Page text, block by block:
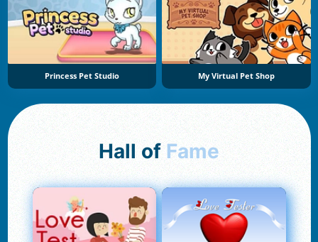
Princess Pet Studio My Virtual Pet Shop
Hall of Fame